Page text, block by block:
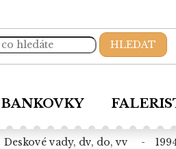
HLEDAT
BANKOVKY
deskové vady, dv, do, vv